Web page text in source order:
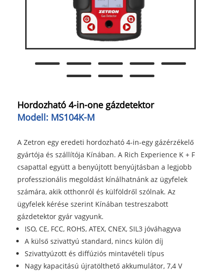
Hordozható 4-in-one gázdetektor
Modell: MS104K-M
A Zetron egy eredeti hordozható 4-in-egy gázérzékelő
gyártója és szállítója Kínában. A Rich Experience K + F
csapattal együtt a benyújtott benyújtásban a legjobb
professzionális megoldást kínálhatnánk az ügyfelek
számára, akik otthonról és külföldről szólnak. Az
ügyfelek kérése szerint Kínában testreszabott
gázdetektor gyár vagyunk.
ISO, CE, FCC, ROHS, ATEX, CNEX, SIL3 jóváhagyva
A külső szivattyú standard, nincs külön díj
Szivattyúzott és diffúziós mintavételi típus
Nagy kapacitású újratölthető akkumulátor, 7,4 V